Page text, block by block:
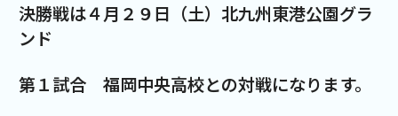
決勝戦は４月２９日（土）北九州東港公園グラ
ンド
第１試合 福岡中央高校との対戦になります。